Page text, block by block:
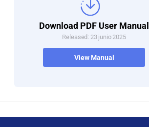
Download PDF User Manual
Released: 23 junio 2025
View Manual